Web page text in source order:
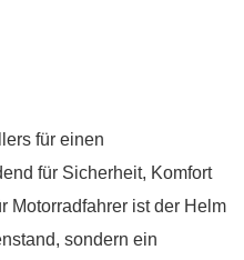
für einen
für Sicherheit, Komfort
Motorradfahrer ist der Helm
sondern ein